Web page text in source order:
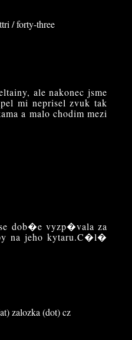
/ forty-three
ale nakonec jsme
mi neprisel zvuk tak
a malo chodim mezi
dob�e vyzp�vala za
na jeho kytaru.C�l�
bici, basa, zensky
zalozka (dot) cz